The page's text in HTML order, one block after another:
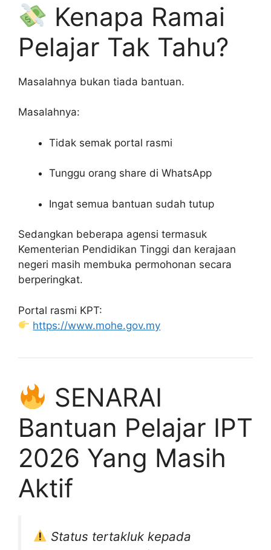
Kenapa Ramai
Pelajar Tak Tahu?
Masalahnya bukan tiada bantuan.
Masalahnya:
Tidak semak portal rasmi
Tunggu orang share di WhatsApp
Ingat semua bantuan sudah tutup
Sedangkan beberapa agensi termasuk
Kementerian Pendidikan Tinggi dan kerajaan
negeri masih membuka permohonan secara
berperingkat.
Portal rasmi KPT:
https://www.mohe.gov.my
SENARAI
Bantuan Pelajar IPT
2026 Yang Masih
Aktif
Status tertakluk kepada